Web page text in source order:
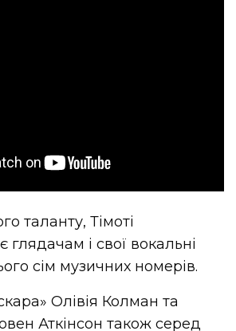
таланту, Тімоті
і свої вокальні
сім музичних номерів.
Олівія Колман та
Аткінсон також серед